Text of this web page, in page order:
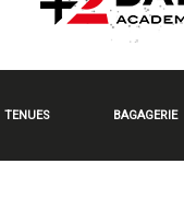
TENUES BAGAGERIE